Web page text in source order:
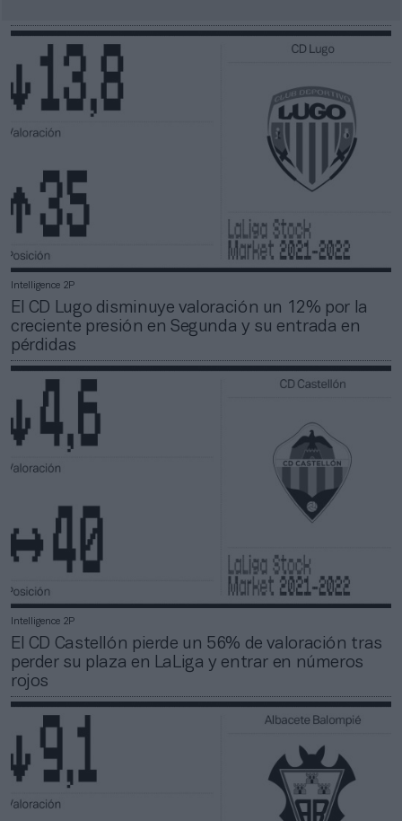
Intelligence 2P
El CD Lugo disminuye valoración un 12% por la
creciente presión en Segunda y su entrada en
pérdidas
Intelligence 2P
El CD Castellón pierde un 56% de valoración tras
perder su plaza en LaLiga y entrar en números
rojos